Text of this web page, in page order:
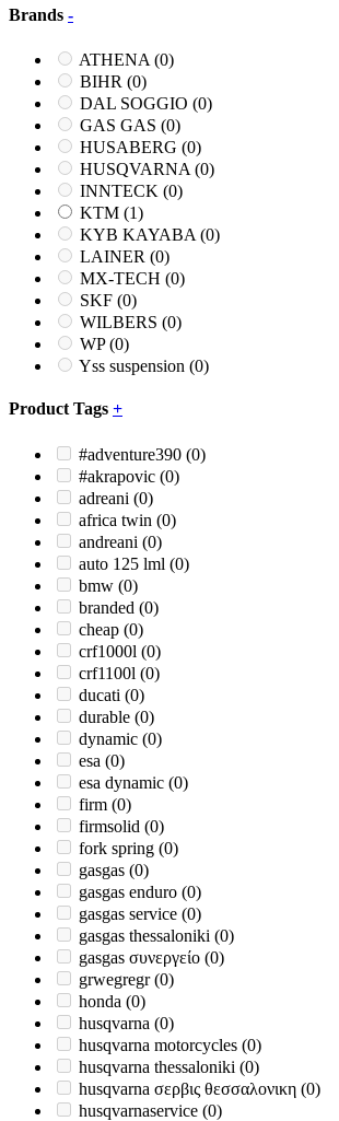
Brands -
ATHENA (0)
BIHR (0)
DAL SOGGIO (0)
GAS GAS (0)
HUSABERG (0)
HUSQVARNA (0)
INNTECK (0)
KTM (1)
KYB KAYABA (0)
LAINER (0)
MX-TECH (0)
SKF (0)
WILBERS (0)
WP(0)
Yss suspension (0)
Product Tags +
#adventure390 (0)
#akrapovic (0)
adreani (0)
africa twin (0)
andreani (0)
auto 125 lml (0)
bmw (0)
branded (0)
cheap (0)
crf1000l (0)
crf1100l (0)
ducati (0)
durable (0)
dynamic (0)
esa (0)
esa dynamic (0)
firm (0)
firmsolid (0)
fork spring (0)
gasgas (0)
gasgas enduro (0)
gasgas service (0)
gasgas thessaloniki (0)
gasgas συνεργείο (0)
grwegregr(0)
honda (0)
husqvarna (0)
husqvarna motorcycles (0)
husqvarna thessaloniki (0)
husqvarna σερβις θεσσαλονικη (0)
husqvarnaservice (0)